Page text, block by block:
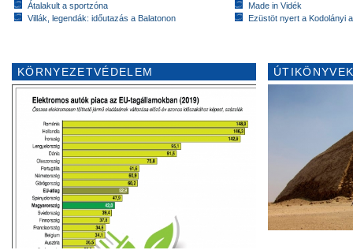
Átalakult a sportzóna
Villák, legendák: időutazás a Balatonon
Made in Vidék
Ezüstöt nyert a Kodolányi
KÖRNYEZETVÉDELEM